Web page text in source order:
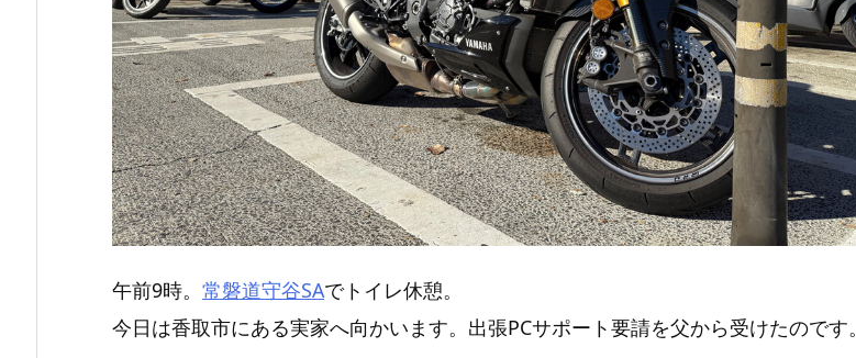
午前9時。 常磐道守谷SAでトイレ休憩。
今日は香取市にある実家へ向かいます。出張PCサポート要請を父から受けたのです。